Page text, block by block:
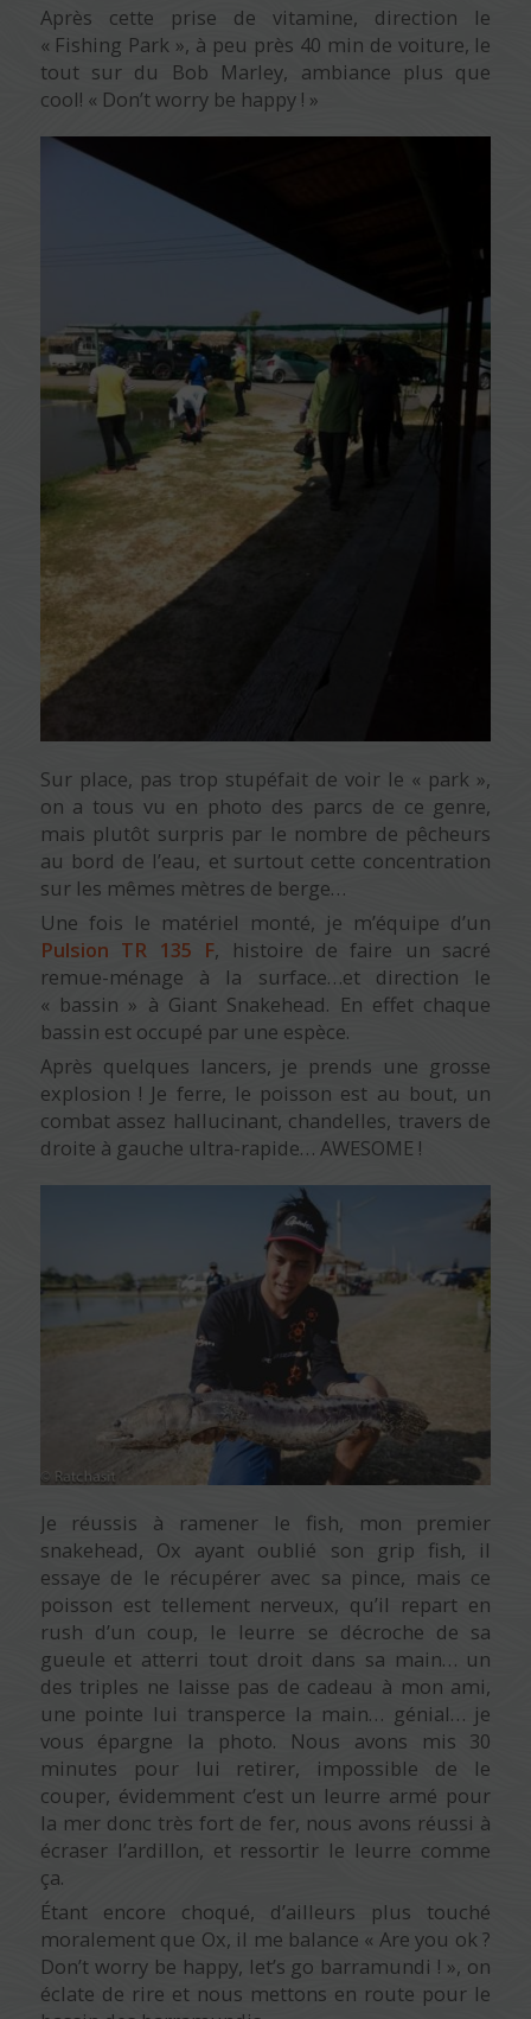
Après cette prise de vitamine, direction le
« Fishing Park », à peu près 40 min de voiture, le
tout sur du Bob Marley, ambiance plus que
cool! « Don’t worry be happy ! »
Sur place, pas trop stupéfait de voir le « park »,
on a tous vu en photo des parcs de ce genre,
mais plutôt surpris par le nombre de pêcheurs
au bord de l’eau, et surtout cette concentration
sur les mêmes mètres de berge…
Une fois le matériel monté, je m’équipe d’un
Pulsion TR 135 F, histoire de faire un sacré
remue-ménage à la surface…et direction le
« bassin » à Giant Snakehead. En effet chaque
bassin est occupé par une espèce.
Après quelques lancers, je prends une grosse
explosion ! Je ferre, le poisson est au bout, un
combat assez hallucinant, chandelles, travers de
droite à gauche ultra-rapide… AWESOME !
Je réussis à ramener le fish, mon premier
snakehead, Ox ayant oublié son grip fish, il
essaye de le récupérer avec sa pince, mais ce
poisson est tellement nerveux, qu’il repart en
rush d’un coup, le leurre se décroche de sa
gueule et atterri tout droit dans sa main… un
des triples ne laisse pas de cadeau à mon ami,
une pointe lui transperce la main… génial… je
vous épargne la photo. Nous avons mis 30
minutes pour lui retirer, impossible de le
couper, évidemment c’est un leurre armé pour
la mer donc très fort de fer, nous avons réussi à
écraser l’ardillon, et ressortir le leurre comme
ça.
Étant encore choqué, d’ailleurs plus touché
moralement que Ox, il me balance « Are you ok ?
Don’t worry be happy, let’s go barramundi ! », on
éclate de rire et nous mettons en route pour le